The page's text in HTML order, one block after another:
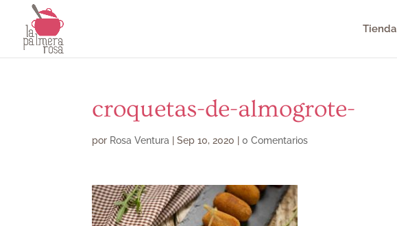
Tienda
croquetas-de-almogrote-
por Rosa Ventura |Sep 10, 2020 |0 Comentarios